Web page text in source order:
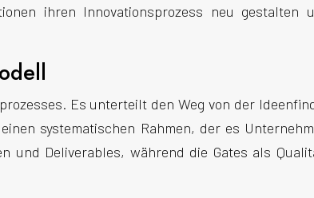
ihren Innovationsprozess neu
Es unterteilt den Weg von der
systematischen Rahmen, der es
Deliverables, während die Gates als